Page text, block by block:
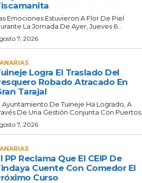
Emociones Estuvieron A Flor De Piel
La Jornada De Ayer, Jueves 6...
7, 2026
Logra El Traslado Del
Robado Atracado En
Tarajal
Ayuntamiento De Tuineje Ha Logrado, A
De Una Gestión Conjunta Con Puertos...
7, 2026
PP Reclama Que El CEIP De
Cuente Con Comedor El
Curso